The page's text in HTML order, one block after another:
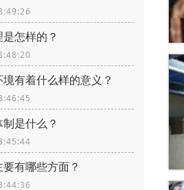
怎样的？
有着什么样的意义？
是什么？
有哪些方面？